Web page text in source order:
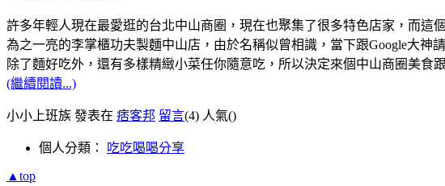
許多年輕人現在最愛逛的台北中山商圈，現在也聚集了很多特色店家，而
為之一亮的李掌櫃功夫製麵中山店，由於名稱似曾相識，當下跟Google大
除了麵好吃外，還有多樣精緻小菜任你隨意吃，所以決定來個中山商圈美食
(繼續閱讀...)
小小上班族 發表在 痞客邦 留言(4) 人氣()
個人分類： 吃吃喝喝分享
▲top